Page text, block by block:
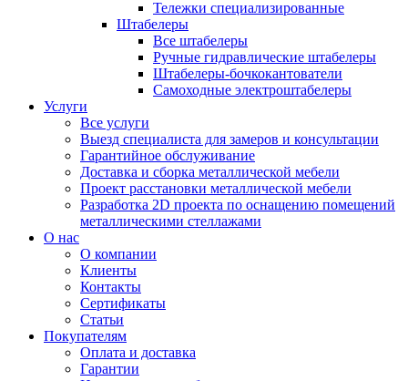
Тележки специализированные
Штабелеры
Все штабелеры
Ручные гидравлические штабелеры
Штабелеры-бочкокантователи
Самоходные электроштабелеры
Услуги
Все услуги
Выезд специалиста для замеров и консультации
Гарантийное обслуживание
Доставка и сборка металлической мебели
Проект расстановки металлической мебели
Разработка 2D проекта по оснащению помещений
металлическими стеллажами
О нас
О компании
Клиенты
Контакты
Сертификаты
Статьи
Покупателям
Оплата и доставка
Гарантии